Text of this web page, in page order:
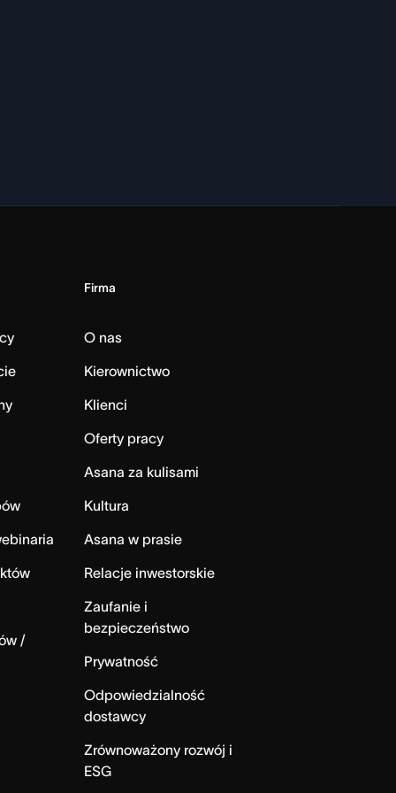
/
Firma
O nas
Kierownictwo
Klienci
Oferty pracy
Asana za kulisami
Kultura
Asana w prasie
Relacje inwestorskie
Zaufanie i
bezpieczeństwo
Prywatność
Odpowiedzialność
dostawcy
Zrównoważony rozwój i
ESG